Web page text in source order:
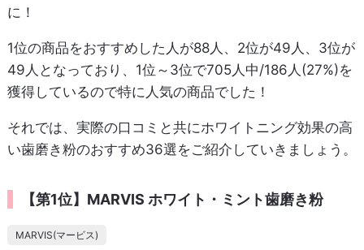
に！
1位の商品をおすすめした人が88人、2位が49人、3位が
49人となっており、1位～3位で705人中/186人(27%)を
獲得しているので特に人気の商品でした！
それでは、実際の口コミと共にホワイトニング効果の高
い歯磨き粉のおすすめ36選をご紹介していきましょう。
【第1位】MARVIS ホワイト・ミント歯磨き粉
MARVIS(マービス)